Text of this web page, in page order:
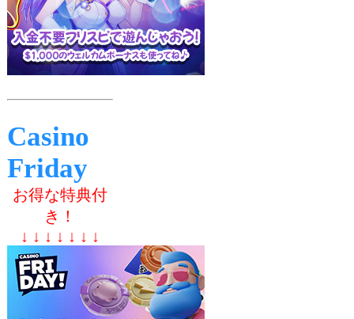
Casino
Friday
お得な特典付
き！
↓ ↓ ↓ ↓ ↓ ↓ ↓